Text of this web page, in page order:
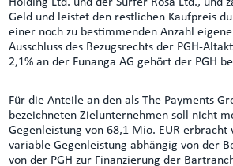
Geld und leistet den restlichen Kaufpreis
einer noch zu bestimmenden Anzahl
Ausschluss des Bezugsrechts der PGH-
2,1% an der Funanga AG gehört der PGH
Für die Anteile an den als The Payments
bezeichneten Zielunternehmen soll nicht
Gegenleistung von 68,1 Mio. EUR erbracht
variable Gegenleistung abhängig von der
von der PGH zur Finanzierung der